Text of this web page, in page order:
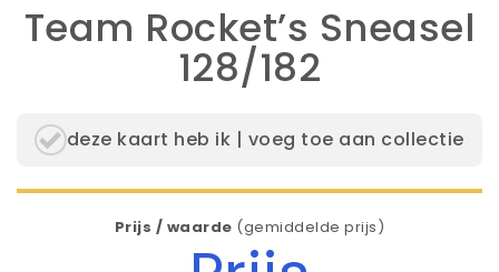
Team Rocket’s Sneasel
128/182
deze kaart heb ik | voeg toe aan collectie
Prijs / waarde (gemiddelde prijs)